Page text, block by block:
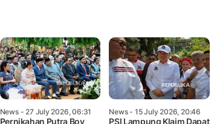
News- 27 July 2026, 06:31
Pernikahan Putra Boy
News- 15 July 2026, 20:46
PSI Lampung Klaim Dapat